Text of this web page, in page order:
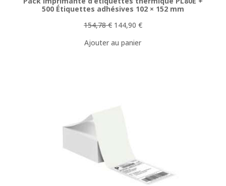
500 Étiquettes adhésives 102 × 152 mm
154,78€ Le
initial
144,90 €Le
Ajouter au panier